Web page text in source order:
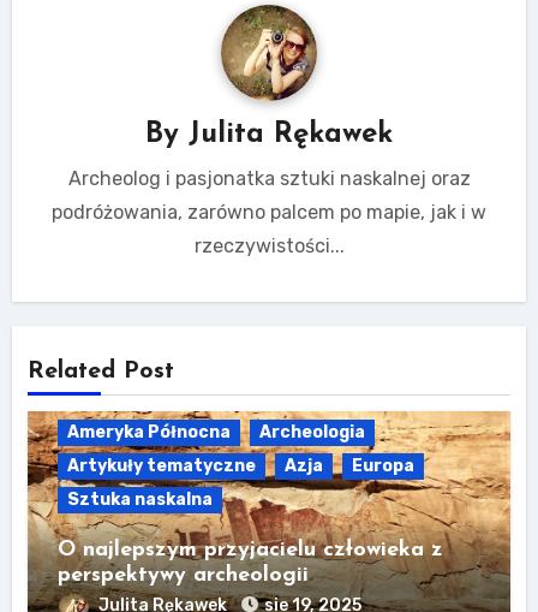
By Julita Rękawek
Archeolog i pasjonatka sztuki naskalnej oraz
podróżowania, zarówno palcem po mapie, jak i w
rzeczywistości...
Related Post
Ameryka Północna
Archeologia
Artykuły tematyczne
Azja
Europa
Sztuka naskalna
O najlepszym przyjacielu człowieka z
perspektywy archeologii
Julita Rękawek sie 19, 2025